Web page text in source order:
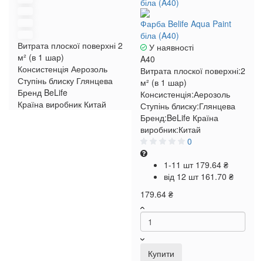
Витрата плоскої поверхні 2
м² (в 1 шар)
Консистенція Аерозоль
Ступінь блиску Глянцева
Бренд BeLife
Країна виробник Китай
Фарба Belife Aqua Paint
біла (A40)
У наявності
A40
Витрата плоскої поверхні:2
м² (в 1 шар)
Консистенція:Аерозоль
Ступінь блиску:Глянцева
Бренд:BeLife Країна
виробник:Китай
0
1-11 шт 179.64 ₴
від 12 шт 161.70 ₴
179.64 ₴
Купити